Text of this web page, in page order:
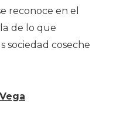
reconoce en el
de lo que
sociedad coseche